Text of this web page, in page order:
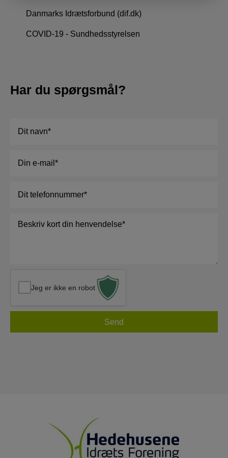
Danmarks Idrætsforbund (dif.dk)
COVID-19 - Sundhedsstyrelsen
Har du spørgsmål?
mail
Jeg er ikke en robot